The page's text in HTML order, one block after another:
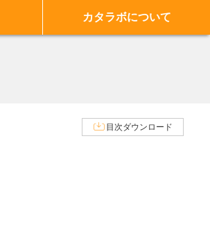
カタラボについて
目次ダウンロード